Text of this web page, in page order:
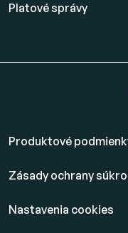
Platovésprávy
Produktové
Zásady ochrany
Nastavenia cookies